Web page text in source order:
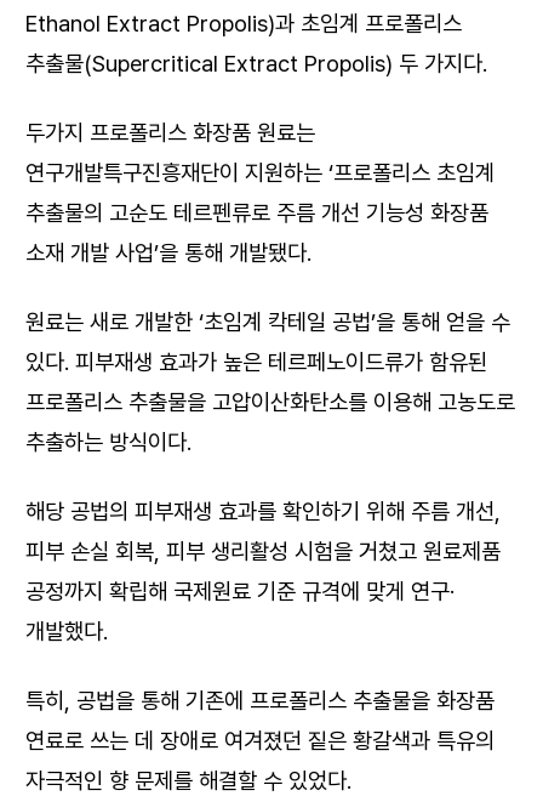
Ethanol Extract Propolis)과 초임계 프로폴리스
추출물(Supercritical Extract Propolis) 두 가지다.
두가지 프로폴리스 화장품 원료는
연구개발특구진흥재단이 지원하는 ‘프로폴리스 초임계
추출물의 고순도 테르펜류로 주름 개선 기능성 화장품
소재 개발 사업’을 통해 개발됐다.
원료는 새로 개발한 ‘초임계 칵테일 공법’을 통해 얻을 수
있다. 피부재생 효과가 높은 테르페노이드류가 함유된
프로폴리스 추출물을 고압이산화탄소를 이용해 고농도로
추출하는 방식이다.
해당 공법의 피부재생 효과를 확인하기 위해 주름 개선,
피부 손실 회복, 피부 생리활성 시험을 거쳤고 원료제품
공정까지 확립해 국제원료 기준 규격에 맞게 연구·
개발했다.
특히, 공법을 통해 기존에 프로폴리스 추출물을 화장품
연료로 쓰는 데 장애로 여겨졌던 짙은 황갈색과 특유의
자극적인 향 문제를 해결할 수 있었다.